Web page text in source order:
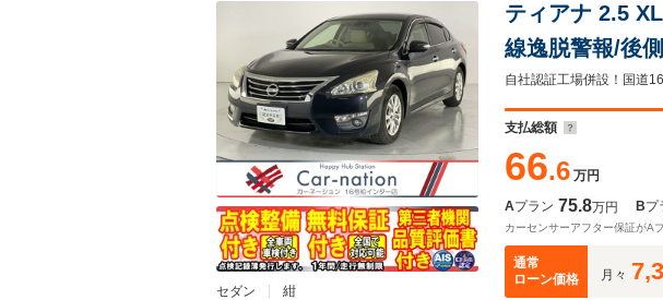
セダン 紺
ティアナ 2.5
線逸脱警報/後
ワーシート/助
ルトインETC
支払総額
66.6 万円
Aプラン 75.8万円 Bプ
カーセンサーアフター保証がA
通常
ローン価格
月々